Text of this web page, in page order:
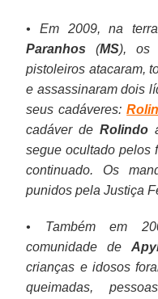
• Em 2009, na
Paranhos (MS), os
pistoleiros atacaram,
e assassinaram dois
seus cadáveres:
cadáver de Rolindo
segue ocultado pelos
continuado. Os
punidos pela Justiça
• Também em
comunidade de
crianças e idosos
queimadas,